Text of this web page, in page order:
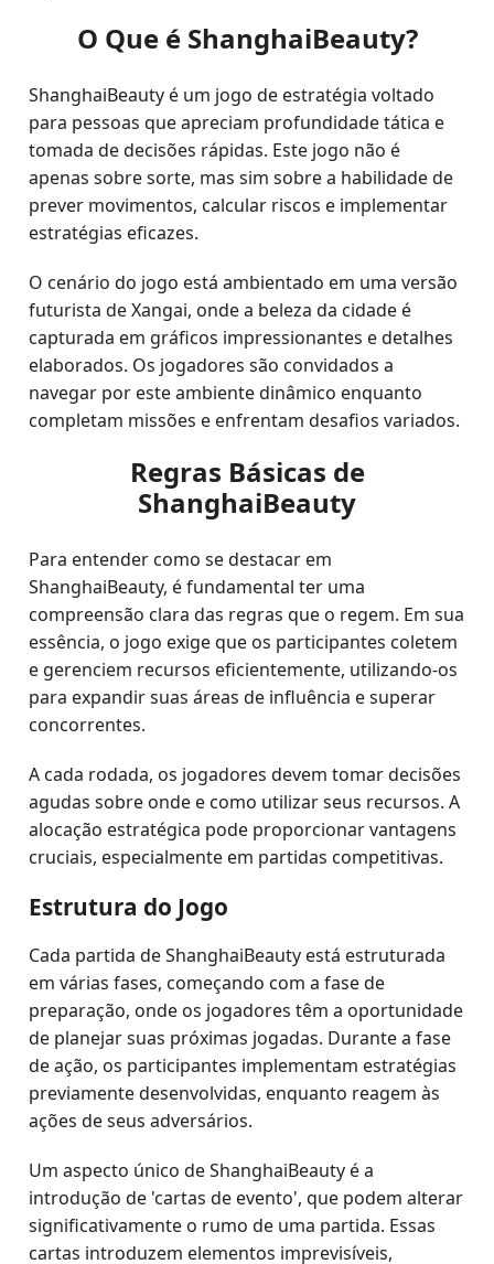
O Que é ShanghaiBeauty?
ShanghaiBeauty é um jogo de estratégia voltado
para pessoas que apreciam profundidade tática e
tomada de decisões rápidas. Este jogo não é
apenas sobre sorte, mas sim sobre a habilidade de
prever movimentos, calcular riscos e implementar
estratégias eficazes.
O cenário do jogo está ambientado em uma versão
futurista de Xangai, onde a beleza da cidade é
capturada em gráficos impressionantes e detalhes
elaborados. Os jogadores são convidados a
navegar por este ambiente dinâmico enquanto
completam missões e enfrentam desafios variados.
Regras Básicas de
ShanghaiBeauty
Para entender como se destacar em
ShanghaiBeauty, é fundamental ter uma
compreensão clara das regras que o regem. Em sua
essência, o jogo exige que os participantes coletem
e gerenciem recursos eficientemente, utilizando-os
para expandir suas áreas de influência e superar
concorrentes.
A cada rodada, os jogadores devem tomar decisões
agudas sobre onde e como utilizar seus recursos. A
alocação estratégica pode proporcionar vantagens
cruciais, especialmente em partidas competitivas.
Estrutura do Jogo
Cada partida de ShanghaiBeauty está estruturada
em várias fases, começando com a fase de
preparação, onde os jogadores têm a oportunidade
de planejar suas próximas jogadas. Durante a fase
de ação, os participantes implementam estratégias
previamente desenvolvidas, enquanto reagem às
ações de seus adversários.
Um aspecto único de ShanghaiBeauty é a
introdução de 'cartas de evento', que podem alterar
significativamente o rumo de uma partida. Essas
cartas introduzem elementos imprevisíveis,